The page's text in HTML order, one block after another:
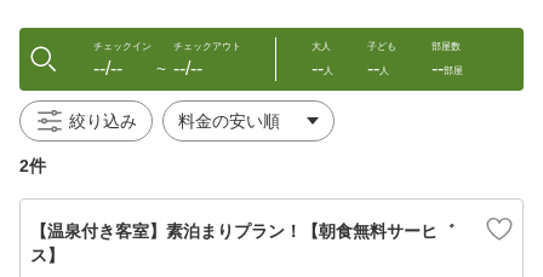
チェックイン
--/-- 〜
チェックアウト
--/--
大人
--人
子ども
--人
部屋数
--部屋
絞り込み
2件
【温泉付き客室】素泊まりプラン！【朝食無料サーヒ゛
ス】